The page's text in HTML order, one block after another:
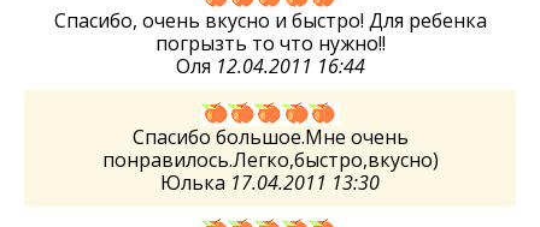
Спасибо, очень вкусно и быстро! Для ребенка
погрызть то что нужно!!
Оля 12.04.2011 16:44
Спасибо большое.Мне очень
понравилось.Легко,быстро,вкусно)
Юлька 17.04.2011 13:30